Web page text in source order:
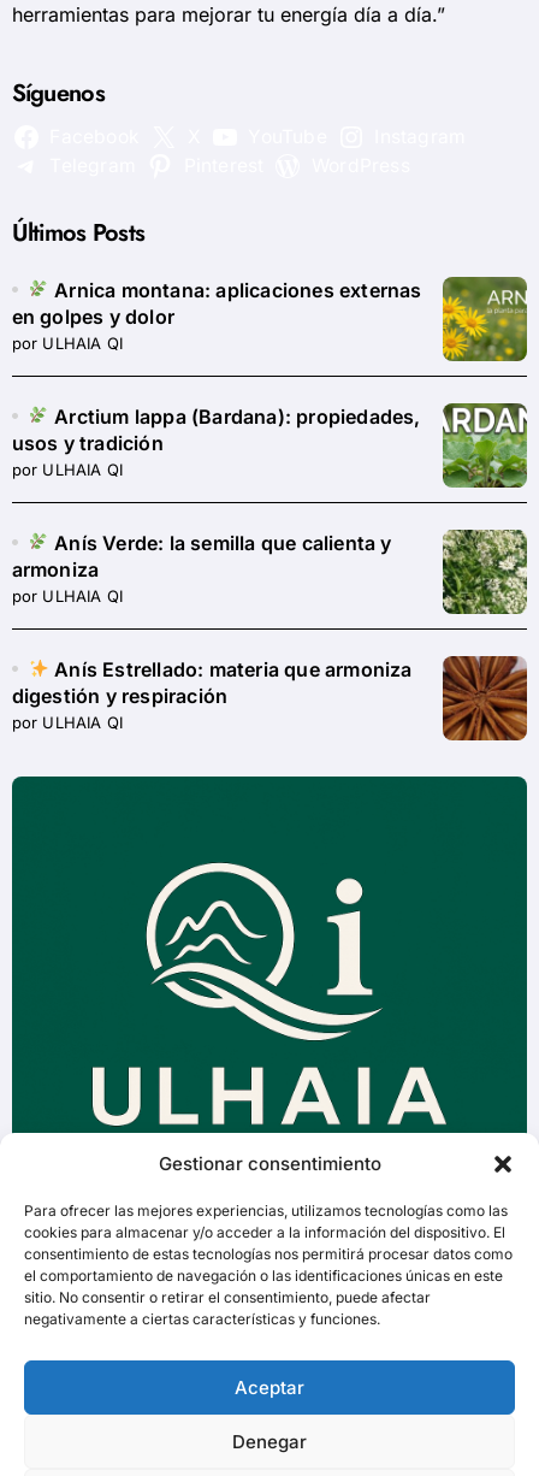
Gestionar consentimiento
Para ofrecer las mejores experiencias, utilizamos tecnologías como las
cookies para almacenar y/o acceder a la información del dispositivo. El
consentimiento de estas tecnologías nos permitirá procesar datos como
el comportamiento de navegación o las identificaciones únicas en este
sitio. No consentir o retirar el consentimiento, puede afectar
negativamente a ciertas características y funciones.
Aceptar
Denegar
herramientas para mejorar tu energía día a día.”
Síguenos
Últimos Posts
Arnica montana: aplicaciones externas
en golpes y dolor
por ULHAIA QI
Arctium lappa (Bardana): propiedades,
usos y tradición
por ULHAIA QI
Anís Verde: la semilla que calienta y
armoniza
por ULHAIA QI
Anís Estrellado: materia que armoniza
digestión y respiración
por ULHAIA QI